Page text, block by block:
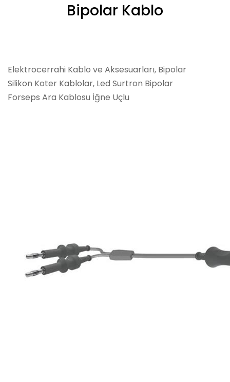
Bipolar Kablo
Elektrocerrahi Kablo ve Aksesuarları, Bipolar
Silikon Koter Kablolar, Led Surtron Bipolar
Forseps Ara Kablosu İğne Uçlu